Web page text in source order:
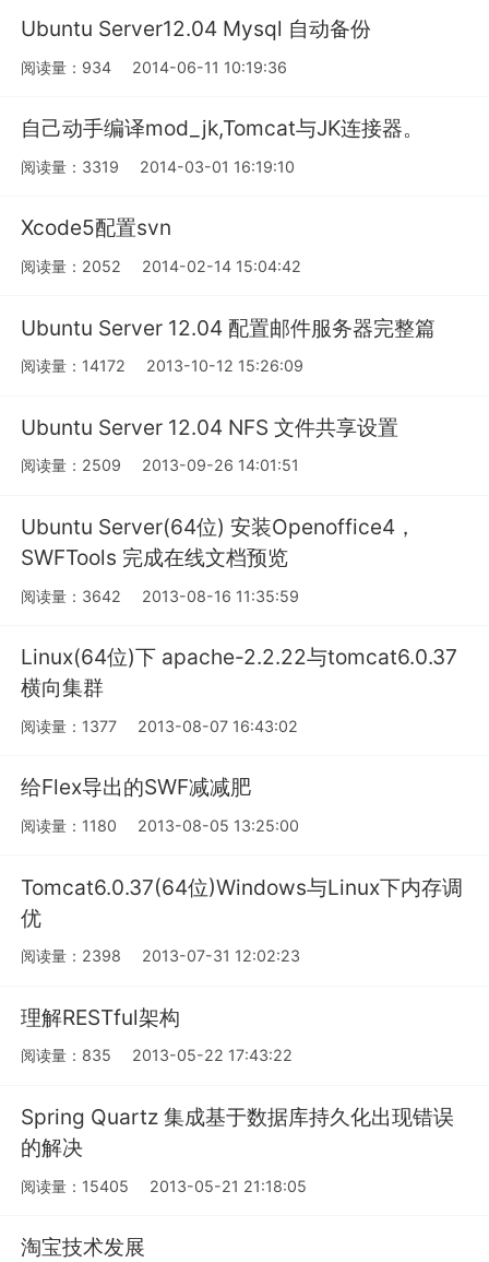
Ubuntu Server12.04 Mysql 自动备份
阅读量：934 2014-06-11 10:19:36
自己动手编译mod_jk,Tomcat与JK连接器。
阅读量：3319 2014-03-01 16:19:10
Xcode5配置svn
阅读量：2052 2014-02-14 15:04:42
Ubuntu Server 12.04 配置邮件服务器完整篇
阅读量：14172 2013-10-12 15:26:09
Ubuntu Server 12.04 NFS 文件共享设置
阅读量：2509 2013-09-26 14:01:51
Ubuntu Server(64位) 安装Openoffice4，
SWFTools 完成在线文档预览
阅读量：3642 2013-08-16 11:35:59
Linux(64位)下 apache-2.2.22与tomcat6.0.37
横向集群
阅读量：1377 2013-08-07 16:43:02
给Flex导出的SWF减减肥
阅读量：1180 2013-08-05 13:25:00
Tomcat6.0.37(64位)Windows与Linux下内存调
优
阅读量：2398 2013-07-31 12:02:23
理解RESTful架构
阅读量：835 2013-05-22 17:43:22
Spring Quartz 集成基于数据库持久化出现错误
的解决
阅读量：15405 2013-05-21 21:18:05
淘宝技术发展